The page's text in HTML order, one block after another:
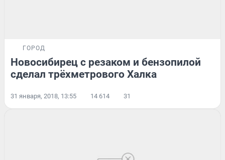
ГОРОД
Новосибирец с резаком и бензопилой
сделал трёхметрового Халка
31 января, 2018, 13:55 14 614 31